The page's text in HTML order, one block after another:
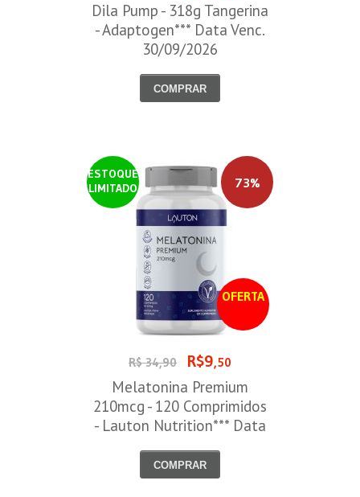
Dila Pump - 318g Tangerina
- Adaptogen*** Data Venc.
30/09/2026
COMPRAR
ESTOQUE
LIMITADO
OFERTA
73%
R$ 34,90 R$9,50
Melatonina Premium
210mcg - 120 Comprimidos
- Lauton Nutrition*** Data
COMPRAR